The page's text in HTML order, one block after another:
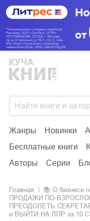
Жанры Новинки
Бесплатные книги
Авторы
Серии
Главная 📚 о бизнесе
ПРОДАЖИ ПО-
ПРЕОДОЛЕТЬ
и ВЫЙТИ НА ЛПР за 10